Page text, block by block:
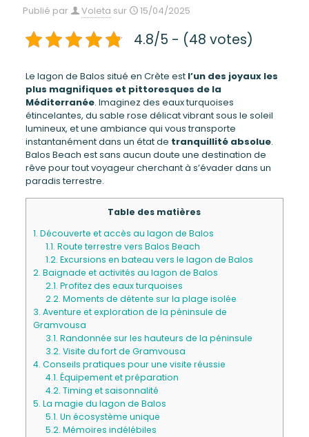
Publié par Voleta sur 15/04/2025
4.8/5 - (48 votes)
Le lagon de Balos situé en Crète est l’un des joyaux les
plus magnifiques et pittoresques de la
Méditerranée. Imaginez des eaux turquoises
étincelantes, du sable rose délicat vibrant sous le soleil
lumineux, et une ambiance qui vous transporte
instantanément dans un état de tranquillité absolue.
Balos Beach est sans aucun doute une destination de
rêve pour tout voyageur cherchant à s’évader dans un
paradis terrestre.
Table des matières
1. Découverte et accès au lagon de Balos
1.1. Route terrestre vers Balos Beach
1.2. Excursions en bateau vers le lagon de Balos
2. Baignade et activités au lagon de Balos
2.1. Profitez des eaux turquoises
2.2. Moments de détente sur la plage isolée
3. Aventure et exploration de la péninsule de
Gramvousa
3.1. Randonnée sur les hauteurs de la péninsule
3.2. Visite du fort de Gramvousa
4. Conseils pratiques pour une visite réussie
4.1. Équipement et préparation
4.2. Timing et saisonnalité
5. La magie du lagon de Balos
5.1. Un écosystème unique
5.2. Mémoires indélébiles